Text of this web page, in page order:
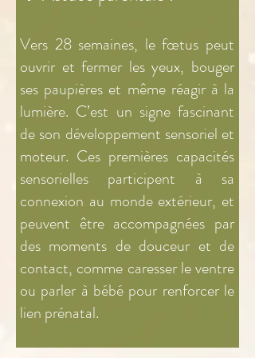
Vers 28 semaines, le fœtus peut
ouvrir et fermer les yeux, bouger
ses paupières et même réagir à la
lumière. C’est un signe fascinant
de son développement sensoriel et
moteur. Ces premières capacités
sensorielles participent à sa
connexion au monde extérieur, et
peuvent être accompagnées par
des moments de douceur et de
contact, comme caresser le ventre
ou parler à bébé pour renforcer le
lien prénatal.